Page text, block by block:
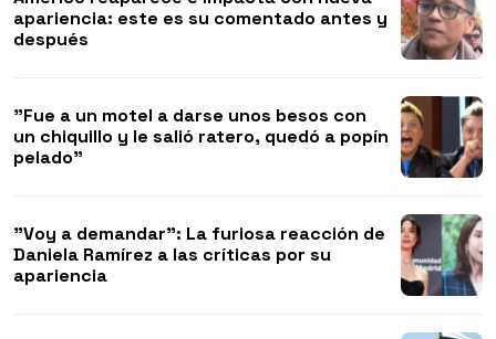
apariencia: este es su comentado antes y
después
"Fue a un motel a darse unos besos con
un chiquillo y le salió ratero, quedó a popín
pelado"
"Voy a demandar": La furiosa reacción de
Daniela Ramírez a las críticas por su
apariencia